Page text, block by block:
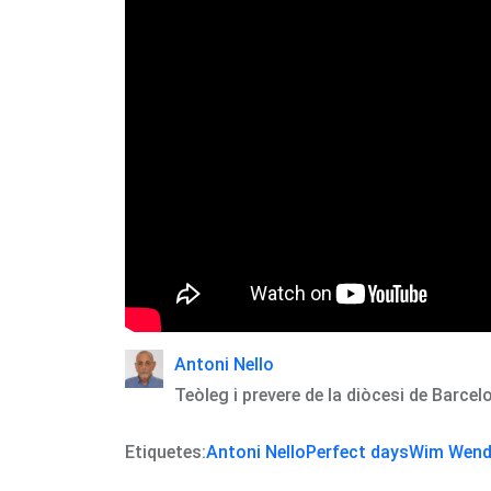
Antoni Nello
Teòleg i prevere de la diòcesi de
Etiquetes:Antoni NelloPerfect daysWim